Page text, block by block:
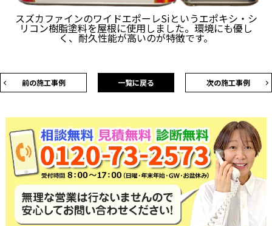
スズカファインのワイドエポーレSiというエポキシ・シ
リコン樹脂塗料を屋根に使用しました。環境にも優し
く、耐久性能が高いのが特徴です。
前の施工事例 次の施工事例
一覧に戻る